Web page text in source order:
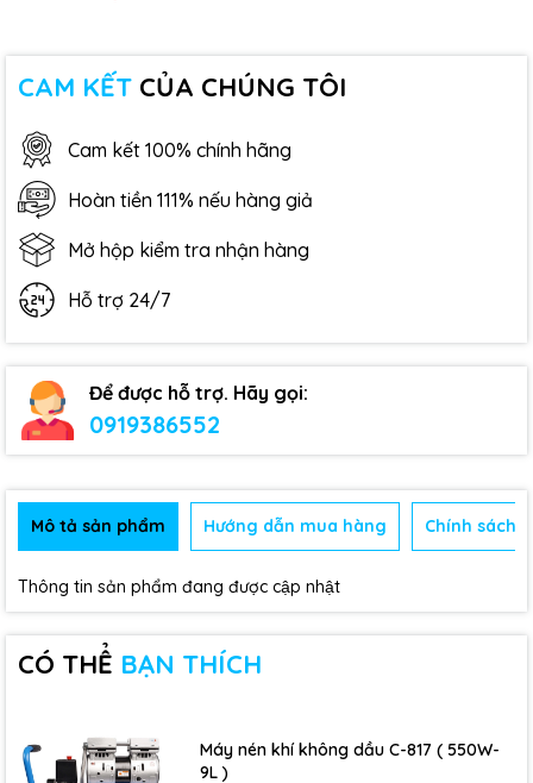
CAM KẾT CỦA CHÚNG TÔI
Cam kết 100% chính hãng
Hoàn tiền 111% nếu hàng giả
Mở hộp kiểm tra nhận hàng
Hỗ trợ 24/7
Để được hỗ trợ. Hãy gọi:
0919386552
Mô tả sản phẩm Hướng dẫn mua hàng Chính sách
Thông tin sản phẩm đang được cập nhật
CÓ THỂ BẠN THÍCH
Máy nén khí không dầu C-817 ( 550W-
9L )